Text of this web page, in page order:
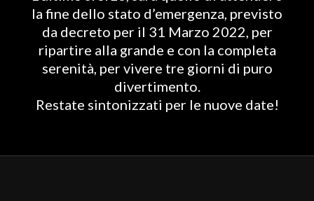
la fine dello stato d’emergenza, previsto
da decreto per il 31 Marzo 2022, per
ripartire alla grande e con la completa
serenità, per vivere tre giorni di puro
divertimento.
Restate sintonizzati per le nuove date!